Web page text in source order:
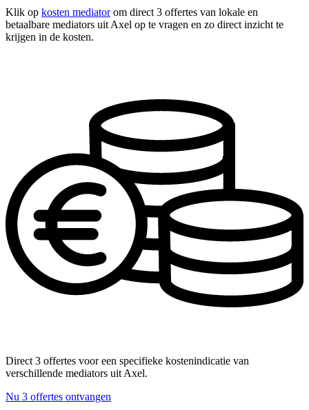
Klik op kosten mediatorom direct 3 offertes van lokale en
betaalbare mediators uit Axel op te vragen en zo direct inzicht te
krijgen in de kosten.
Direct 3 offertes voor een specifieke kostenindicatie van
verschillende mediators uit Axel.
Nu 3 offertes ontvangen